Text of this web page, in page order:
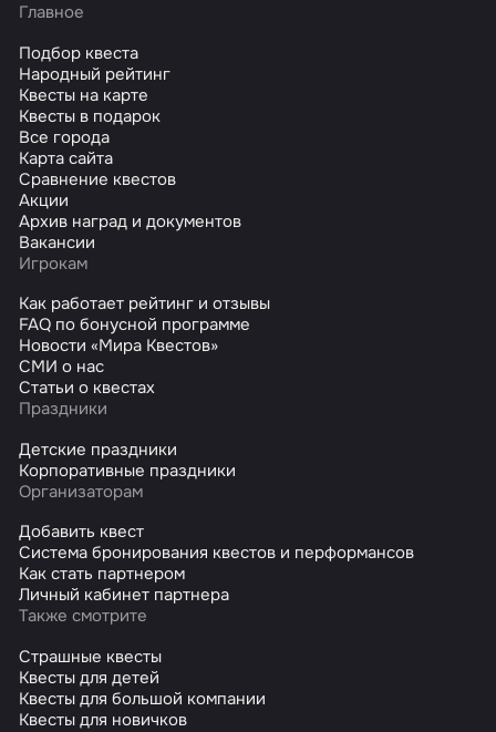
Главное
Подбор квеста
Народный рейтинг
Квесты на карте
Квесты в подарок
Все города
Карта сайта
Сравнение квестов
Акции
Архив наград и документов
Вакансии
Игрокам
Как работает рейтинг и отзывы
FAQ по бонусной программе
Новости «Мира Квестов»
СМИ о нас
Статьи о квестах
Праздники
Детские праздники
Корпоративные праздники
Организаторам
Добавить квест
Система бронирования квестов и перформансов
Как стать партнером
Личный кабинет партнера
Также смотрите
Страшные квесты
Квесты для детей
Квесты для большой компании
Квесты для новичков